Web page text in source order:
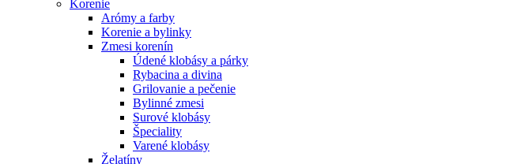
Korenie
Arómy a farby
Korenie a bylinky
Zmesi korenín
Údené klobásy a párky
Rybacina a divina
Grilovanie a pečenie
Bylinné zmesi
Surové klobásy
Špeciality
Varené klobásy
Želatíny